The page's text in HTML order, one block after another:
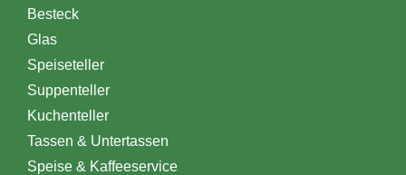
Besteck
Glas
Speiseteller
Suppenteller
Kuchenteller
Tassen & Untertassen
Speise & Kaffeeservice